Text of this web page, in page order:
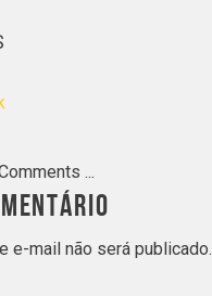
...
e-mail não será publicado.